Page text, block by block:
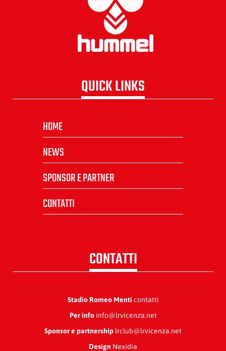
QUICK LINKS
HOME
NEWS
SPONSOR E PARTNER
CONTATTI
CONTATTI
Stadio Romeo Menti contatti
Per infoinfo@lrvicenza.net
Sponsor e partnership lrclub@lrvicenza.net
Design Nexidia